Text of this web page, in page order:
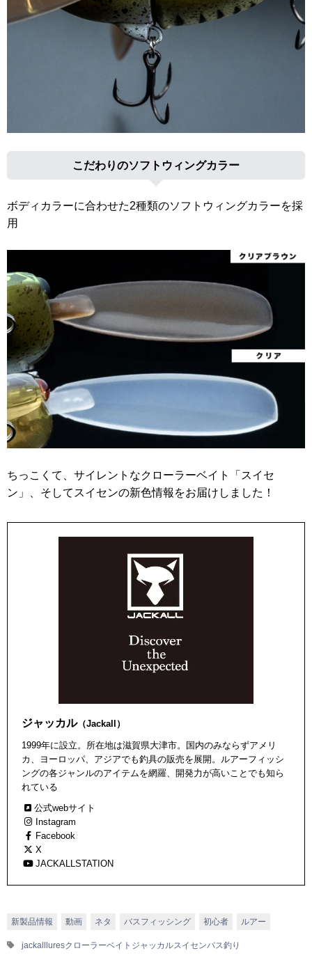
こだわりのソフトウィングカラー
ボディカラーに合わせた2種類のソフトウィングカラーを採
用
ちっこくて、サイレントなクローラーベイト「スイセ
ン」、そしてスイセンの新色情報をお届けしました！
ジャッカル（Jackall）
1999年に設立。所在地は滋賀県大津市。国内のみならずアメリ
カ、ヨーロッパ、アジアでも釣具の販売を展開。ルアーフィッシ
ングの各ジャンルのアイテムを網羅、開発力が高いことでも知ら
れている
公式webサイト
Instagram
Facebook
X
JACKALLSTATION
新製品情報 動画 ネタ バスフィッシング 初心者 ルアー
jackallluresクローラーベイト ジャッカルスイセンバス釣り